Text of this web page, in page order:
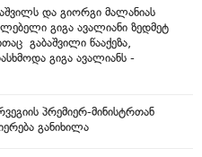
და გიორგი მალანიას
გიგა ავალიანი ზედმეტ
გაბაშვილი წააქეზა,
გიგა ავალიანს -
პრემიერ-მინისტრთან
განიხილა